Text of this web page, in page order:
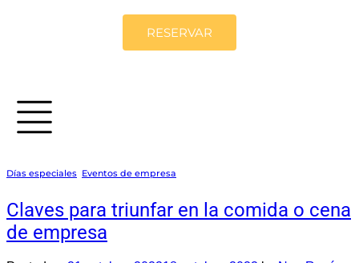
RESERVAR
Días especiales Eventos de empresa
Claves para triunfar en la comida o cena
de empresa